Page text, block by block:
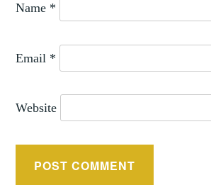
Name *
Email *
Website